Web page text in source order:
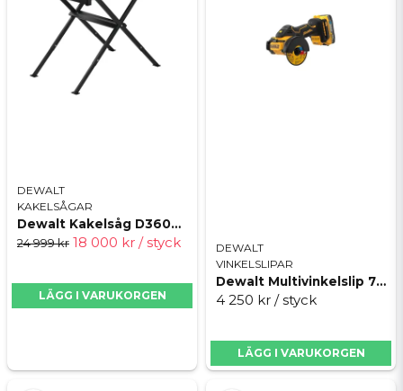
DEWALT
KAKELSÅGAR
Dewalt Kakelsåg D36000
24 999 kr 18 000 kr / styck
LÄGG I VARUKORGEN
DEWALT
VINKELSLIPAR
Dewalt Multivinkelslip 76mm ink 2 batterier.
4 250 kr / styck
LÄGG I VARUKORGEN
säkerhetsfunktioner
Vattensåg D3600 med stort kapdjup och
skärlängd för stora material
Perfekt för bygg, renovering och
Dewalt Grabo 18V XR (utan batteri och
laddare)
Dewalt Kakelsåg D3600
Dewalt 18V XR Multivinkelslip med 2x
POWERSTACK-batterier och laddare i TSTAK